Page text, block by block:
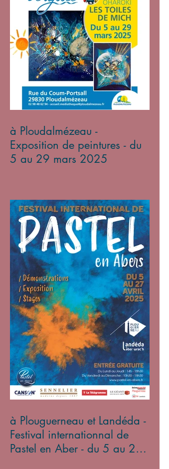
à Ploudalmézeau -
Exposition de peintures - du
5 au 29 mars 2025
à Plouguerneau et Landéda -
Festival internationnal de
Pastel en Aber - du 5 au 27